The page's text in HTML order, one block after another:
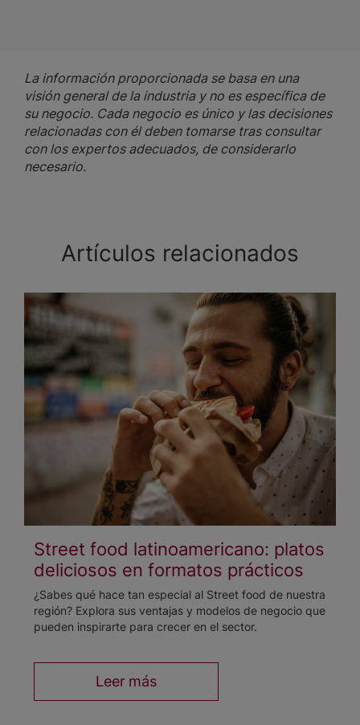
La información proporcionada se basa en una
visión general de la industria y no es específica de
su negocio. Cada negocio es único y las decisiones
relacionadas con él deben tomarse tras consultar
con los expertos adecuados, de considerarlo
necesario.
Artículos relacionados
Street food latinoamericano: platos
deliciosos en formatos prácticos
¿Sabes qué hace tan especial al Street food de nuestra
región? Explora sus ventajas y modelos de negocio que
pueden inspirarte para crecer en el sector.
Leer más